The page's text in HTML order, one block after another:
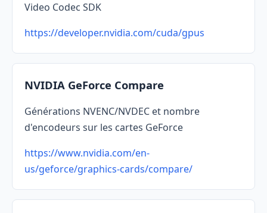
Video Codec SDK
https://developer.nvidia.com/cuda/gpus
NVIDIA GeForce Compare
Générations NVENC/NVDEC et nombre
d'encodeurs sur les cartes GeForce
https://www.nvidia.com/en-
us/geforce/graphics-cards/compare/